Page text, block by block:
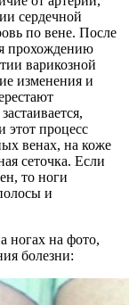
сердечной
по вене. После
прохождению
варикозной
изменения и
этот процесс
венах, на коже
сеточка. Если
то ноги
и
ногах на фото,
болезни: